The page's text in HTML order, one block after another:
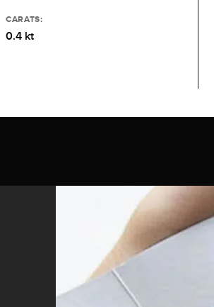
CARATS:
0.4 kt